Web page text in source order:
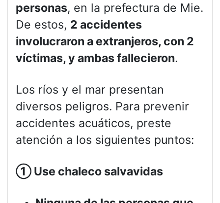
personas, en la prefectura de Mie.
De estos, 2 accidentes
involucraron a extranjeros, con 2
víctimas, y ambas fallecieron.
Los ríos y el mar presentan
diversos peligros. Para prevenir
accidentes acuáticos, preste
atención a los siguientes puntos:
① Use chaleco salvavidas